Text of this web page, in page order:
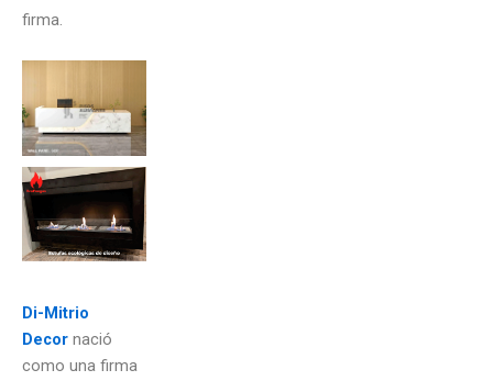
firma.
Di-Mitrio
Decor nació
como una firma